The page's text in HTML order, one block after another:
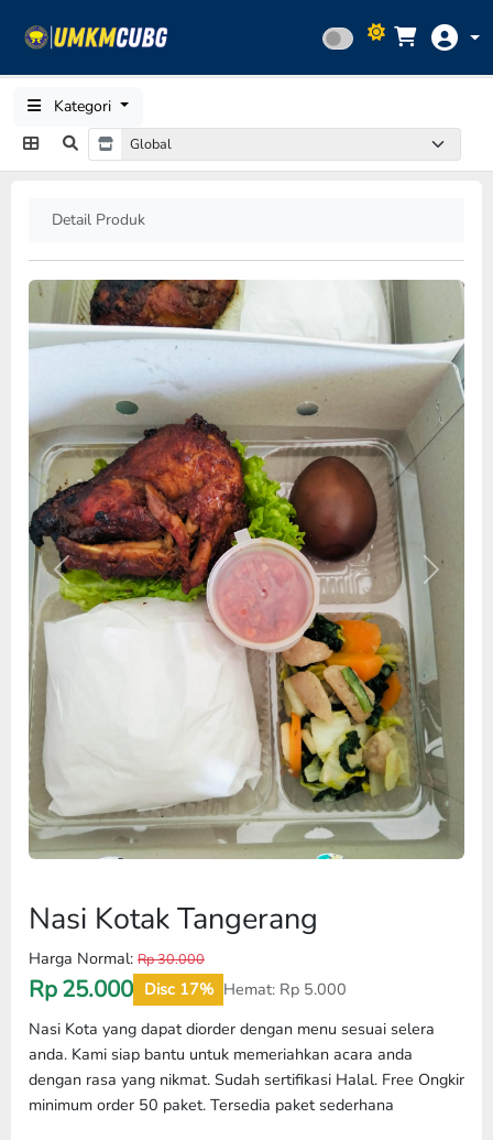
Kategori
Detail Produk
Previous Next
Nasi Kotak Tangerang
Harga Normal: Rp 30.000
Rp25.000 Disc 17% Hemat: Rp 5.000
Nasi Kota yang dapat diorder dengan menu sesuai selera
anda. Kami siap bantu untuk memeriahkan acara anda
dengan rasa yang nikmat. Sudah sertifikasi Halal. Free Ongkir
minimum order 50 paket. Tersedia paket sederhana